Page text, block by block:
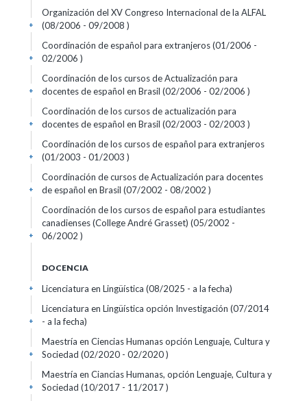
Organización del XV Congreso Internacional de la ALFAL
(08/2006 - 09/2008 )
+
Coordinación de español para extranjeros (01/2006 -
02/2006 )
+
Coordinación de los cursos de Actualización para
docentes de español en Brasil (02/2006 - 02/2006 )
+
Coordinación de los cursos de actualización para
docentes de español en Brasil (02/2003 - 02/2003 )
+
Coordinación de los cursos de español para extranjeros
(01/2003 - 01/2003 )
+
Coordinación de cursos de Actualización para docentes
de español en Brasil (07/2002 - 08/2002 )
+
Coordinación de los cursos de español para estudiantes
canadienses (College André Grasset) (05/2002 -
06/2002 )
+
DOCENCIA
Licenciatura en Lingüística (08/2025 - a la fecha)
+
Licenciatura en Lingüística opción Investigación (07/2014
- a la fecha)
+
Maestría en Ciencias Humanas opción Lenguaje, Cultura y
Sociedad (02/2020 - 02/2020 )
+
Maestría en Ciancias Humanas, opción Lenguaje, Cultura y
Sociedad (10/2017 - 11/2017 )
+